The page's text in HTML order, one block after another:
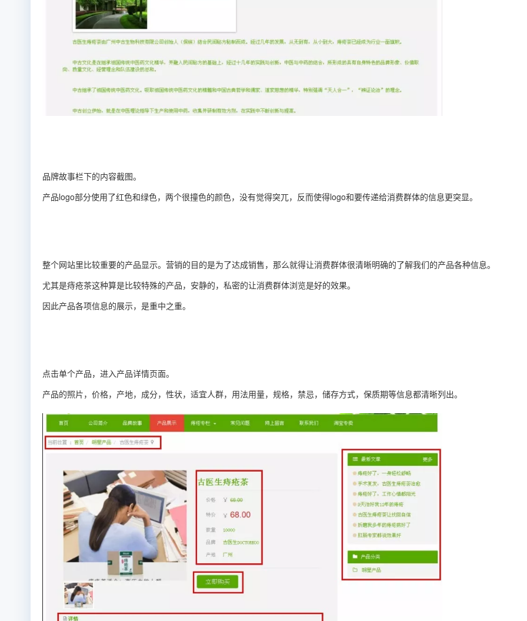
品牌故事栏下的内容截图。
产品logo部分使用了红色和绿色，两个很撞色的颜色，没有觉得突兀，反而使得logo和要传递给消费群体的信息更突显。
整个网站里比较重要的产品显示。营销的目的是为了达成销售，那么就得让消费群体很清晰明确的了解我们的产品各种信息。
尤其是痔疮茶这种算是比较特殊的产品，安静的，私密的让消费群体浏览是好的效果。
因此产品各项信息的展示，是重中之重。
点击单个产品，进入产品详情页面。
产品的照片，价格，产地，成分，性状，适宜人群，用法用量，规格，禁忌，储存方式，保质期等信息都清晰列出。